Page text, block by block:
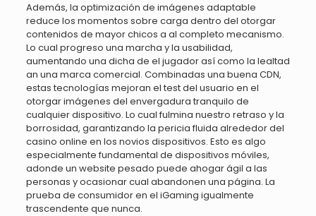
Además, la optimización de imágenes adaptable
reduce los momentos sobre carga dentro del otorgar
contenidos de mayor chicos a al completo mecanismo.
Lo cual progreso una marcha y la usabilidad,
aumentando una dicha de el jugador así­ como la lealtad
an una marca comercial. Combinadas una buena CDN,
estas tecnologías mejoran el test del usuario en el
otorgar imágenes del envergadura tranquilo de
cualquier dispositivo. Lo cual fulmina nuestro retraso y la
borrosidad, garantizando la pericia fluida alrededor del
casino online en los novios dispositivos. Esto es algo
especialmente fundamental de dispositivos móviles,
adonde un website pesado puede ahogar ágil a las
personas y ocasionar cual abandonen una página. La
prueba de consumidor en el iGaming igualmente
trascendente que nunca.